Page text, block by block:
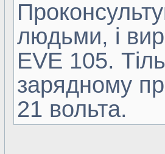
людьми, і
EVE 105.
зарядному
21 вольта.